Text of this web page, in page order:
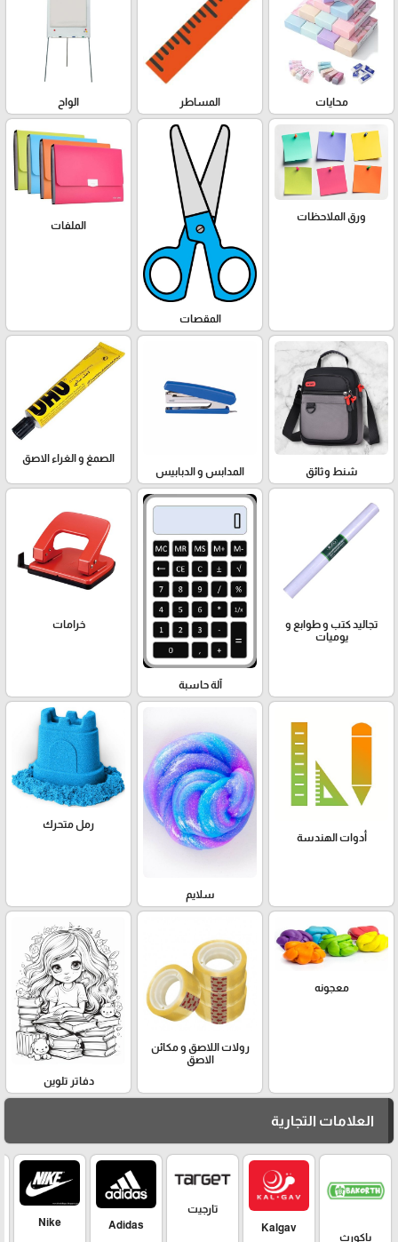
محايات المساطر الواح
ورق الملاحظات
المقصات
الملفات
شنط وثائق المدابس و الدبابيس
الصمغ و الغراء الاصق
تجاليد كتب و طوابع و
يوميات
آلة حاسبة
خرامات
أدوات الهندسة
سلايم
رمل متحرك
معجونه
رولات اللاصق و مكائن
الاصق
دفاتر تلوين
العلامات التجارية
باكورث
Kalgav
تارجيت
Adidas
Nike